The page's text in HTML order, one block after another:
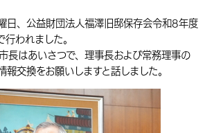
言語を選択
中国語（簡体字）
） 韓国語（한국어）
組織案内
健康・予防
住宅・インフラ
生涯学習・スポーツ・人権
外国人の方向け情報
産業・雇用
子どもを預ける
健康・医療
計画・施策
グルメ・食べる
市役所の紹介
、公益財団法人福澤旧邸保存会令和8年度
われました。
長はあいさつで、理事長および常務理事の
報交換をお願いしますと話しました。